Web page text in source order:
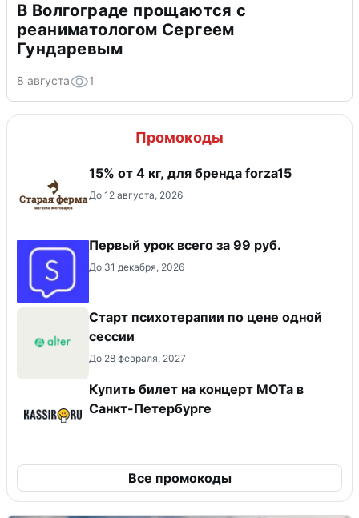
В Волгограде прощаются с
реаниматологом Сергеем
Гундаревым
8 августа 1
Промокоды
15% от 4 кг, для бренда forza15
До 12 августа, 2026
Первый урок всего за 99 руб.
До 31 декабря, 2026
Старт психотерапии по цене одной
сессии
До 28 февраля, 2027
Купить билет на концерт МОТа в
Санкт-Петербурге
Все промокоды